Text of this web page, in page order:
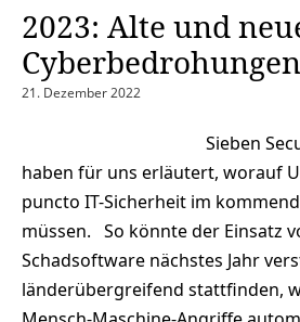
2023: Alte und
Cyberbedrohungen
21. Dezember 2022
Sieben
haben für uns erläutert, worauf
puncto IT-Sicherheit im
müssen. So könnte der Einsatz
Schadsoftware nächstes Jahr
länderübergreifend stattfinden,